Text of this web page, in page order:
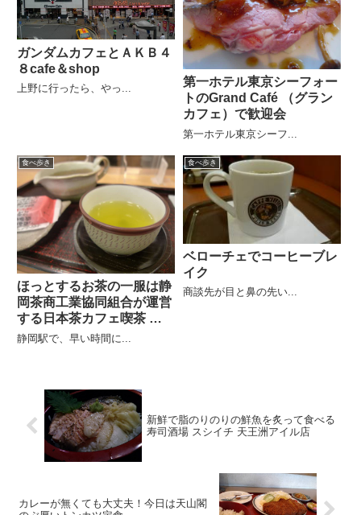
ガンダムカフェとＡＫＢ４
８cafe＆shop
上野に行ったら、やっ...
第一ホテル東京シーフォー
トのGrand Café （グラン
カフェ）で歓迎会
第一ホテル東京シーフ...
食べ歩き
ほっとするお茶の一服は静
岡茶商工業協同組合が運営
する日本茶カフェ喫茶 一
茶
静岡駅で、早い時間に...
食べ歩き
ベローチェでコーヒーブレ
イク
商談先が目と鼻の先い...
新鮮で脂のりのりの鮮魚を炙って食べる
寿司酒場 スシイチ 天王洲アイル店
カレーが無くても大丈夫！今日は天山閣